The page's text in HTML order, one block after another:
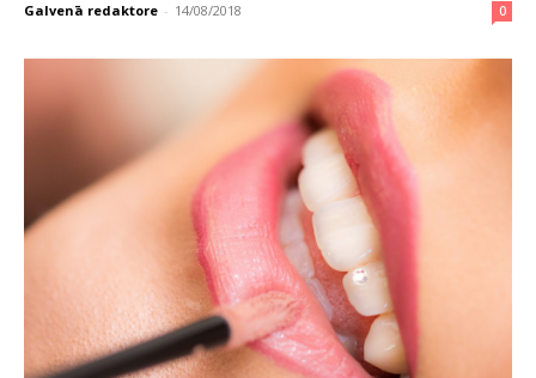
Galvenā redaktore - 14/08/2018 0